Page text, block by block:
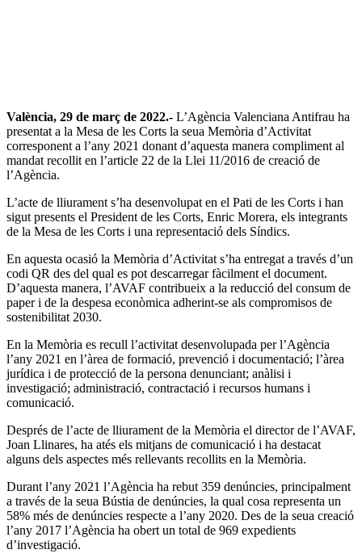
València, 29 de març de 2022.- L’Agència Valenciana Antifrau ha
presentat a la Mesa de les Corts la seua Memòria d’Activitat
corresponent a l’any 2021 donant d’aquesta manera compliment al
mandat recollit en l’article 22 de la Llei 11/2016 de creació de
l’Agència.
L’acte de lliurament s’ha desenvolupat en el Pati de les Corts i han
sigut presents el President de les Corts, Enric Morera, els integrants
de la Mesa de les Corts i una representació dels Síndics.
En aquesta ocasió la Memòria d’Activitat s’ha entregat a través d’un
codi QR des del qual es pot descarregar fàcilment el document.
D’aquesta manera, l’AVAF contribueix a la reducció del consum de
paper i de la despesa econòmica adherint-se als compromisos de
sostenibilitat 2030.
En la Memòria es recull l’activitat desenvolupada per l’Agència
l’any 2021 en l’àrea de formació, prevenció i documentació; l’àrea
jurídica i de protecció de la persona denunciant; anàlisi i
investigació; administració, contractació i recursos humans i
comunicació.
Després de l’acte de lliurament de la Memòria el director de l’AVAF,
Joan Llinares, ha atés els mitjans de comunicació i ha destacat
alguns dels aspectes més rellevants recollits en la Memòria.
Durant l’any 2021 l’Agència ha rebut 359 denúncies, principalment
a través de la seua Bústia de denúncies, la qual cosa representa un
58% més de denúncies respecte a l’any 2020. Des de la seua creació
l’any 2017 l’Agència ha obert un total de 969 expedients
d’investigació.